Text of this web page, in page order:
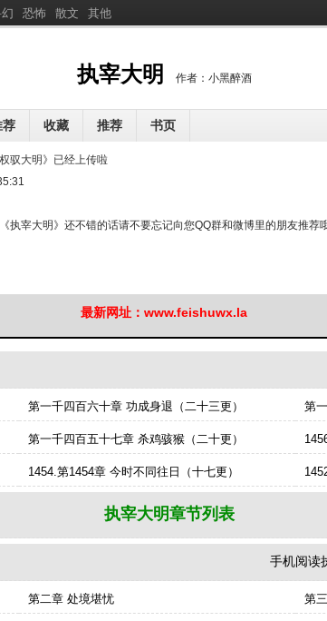
执宰大明 作者：小黑醉酒
荐 收藏 推荐 书页
驭大明》已经上传啦
执宰大明》还不错的话请不要忘记向您QQ群和微博里的朋友推荐
长宠宠宠[新]
复仇全村，开局拿捏仇人娇妻
钱有空间勿扰
最新网址：www.feishuwx.la
第一千四百六十章 功成身退（二十三更） 第
第一千四百五十七章 杀鸡骇猴（二十更）
1454.第1454章 今时不同往日（十七更）
执宰大明章节列表
手机阅读
第二章 处境堪忧 第
恐怖 散文 其他